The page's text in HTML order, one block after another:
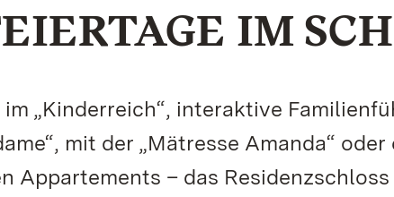
IM
„Kinderreich“, interaktive
mit der „Mätresse Amanda“
Appartements – das